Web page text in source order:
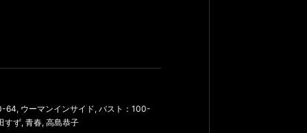
64, ウーマンインサイド, バスト：100-
すず, 青春, 高島恭子